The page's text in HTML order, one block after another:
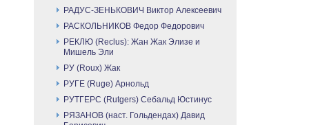
РАДУС-ЗЕНЬКОВИЧ Виктор Алексеевич
РАСКОЛЬНИКОВ Федор Федорович
РЕКЛЮ (Reclus): Жан Жак Элизе и
Мишель Эли
РУ (Roux) Жак
РУГЕ (Ruge) Арнольд
РУТГЕРС (Rutgers) Себальд Юстинус
РЯЗАНОВ (наст. Гольдендах) Давид